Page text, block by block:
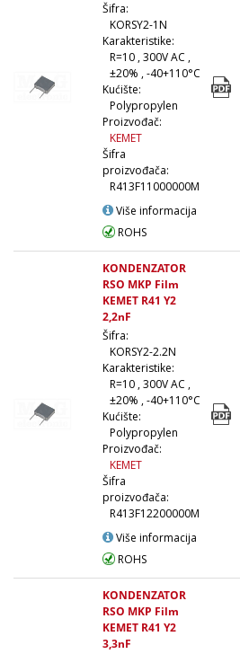
Šifra:
KORSY2-1N
Karakteristike:
R=10 , 300V AC ,
±20% , -40+110°C
Kućište:
Polypropylen
Proizvođač:
KEMET
Šifra
proizvođača:
R413F11000000M
Više informacija
ROHS
KONDENZATOR
RSO MKP Film
KEMET R41 Y2
2,2nF
Šifra:
KORSY2-2.2N
Karakteristike:
R=10 , 300V AC ,
±20% , -40+110°C
Kućište:
Polypropylen
Proizvođač:
KEMET
Šifra
proizvođača:
R413F12200000M
Više informacija
ROHS
KONDENZATOR
RSO MKP Film
KEMET R41 Y2
3,3nF